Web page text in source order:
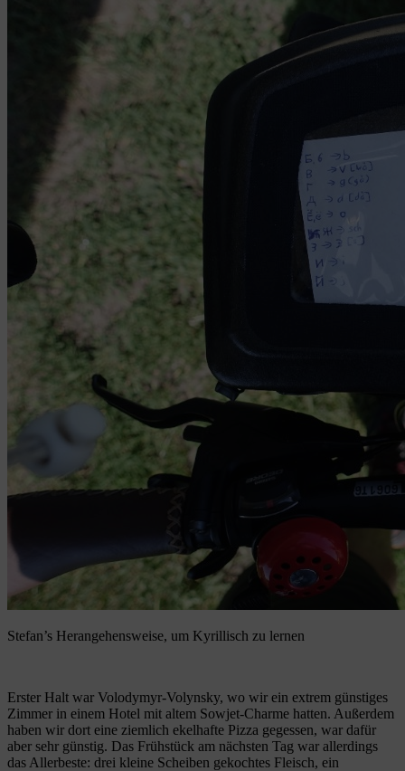
Stefan’s Herangehensweise, um Kyrillisch zu lernen
Erster Halt war Volodymyr-Volynsky, wo wir ein extrem günstiges
Zimmer in einem Hotel mit altem Sowjet-Charme hatten. Außerdem
haben wir dort eine ziemlich ekelhafte Pizza gegessen, war dafür
aber sehr günstig. Das Frühstück am nächsten Tag war allerdings
das Allerbeste: drei kleine Scheiben gekochtes Fleisch, ein